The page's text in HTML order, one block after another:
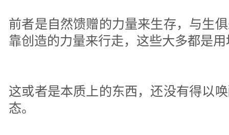
前者是自然馈赠的力量来生存，与生
靠创造的力量来行走，这些大多都是
这或者是本质上的东西，还没有得以
态。